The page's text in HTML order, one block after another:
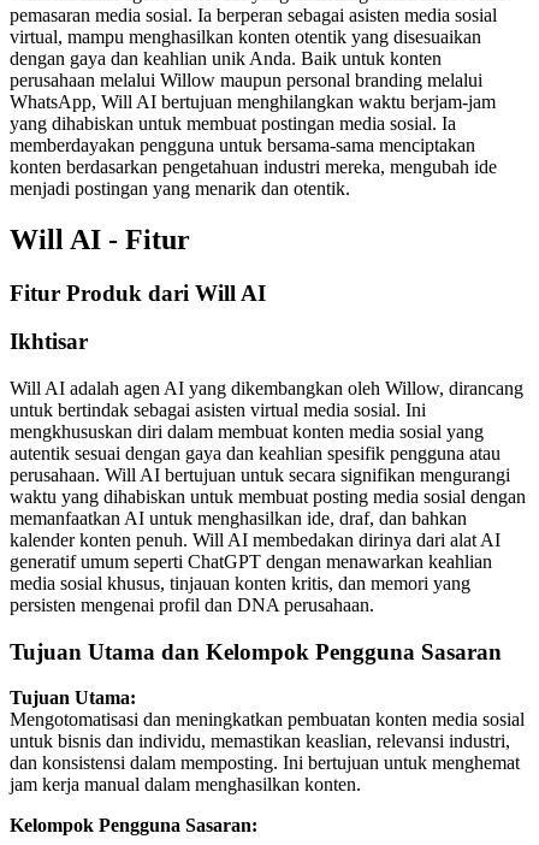
pemasaran media sosial. Ia berperan sebagai asisten media sosial
virtual, mampu menghasilkan konten otentik yang disesuaikan
dengan gaya dan keahlian unik Anda. Baik untuk konten
perusahaan melalui Willow maupun personal branding melalui
WhatsApp, Will AI bertujuan menghilangkan waktu berjam-jam
yang dihabiskan untuk membuat postingan media sosial. Ia
memberdayakan pengguna untuk bersama-sama menciptakan
konten berdasarkan pengetahuan industri mereka, mengubah ide
menjadi postingan yang menarik dan otentik.
Will AI - Fitur
Fitur Produk dari Will AI
Ikhtisar
Will AI adalah agen AI yang dikembangkan oleh Willow, dirancang
untuk bertindak sebagai asisten virtual media sosial. Ini
mengkhususkan diri dalam membuat konten media sosial yang
autentik sesuai dengan gaya dan keahlian spesifik pengguna atau
perusahaan. Will AI bertujuan untuk secara signifikan mengurangi
waktu yang dihabiskan untuk membuat posting media sosial dengan
memanfaatkan AI untuk menghasilkan ide, draf, dan bahkan
kalender konten penuh. Will AI membedakan dirinya dari alat AI
generatif umum seperti ChatGPT dengan menawarkan keahlian
media sosial khusus, tinjauan konten kritis, dan memori yang
persisten mengenai profil dan DNA perusahaan.
Tujuan Utama dan Kelompok Pengguna Sasaran
Tujuan Utama:
Mengotomatisasi dan meningkatkan pembuatan konten media sosial
untuk bisnis dan individu, memastikan keaslian, relevansi industri,
dan konsistensi dalam memposting. Ini bertujuan untuk menghemat
jam kerja manual dalam menghasilkan konten.
Kelompok Pengguna Sasaran: